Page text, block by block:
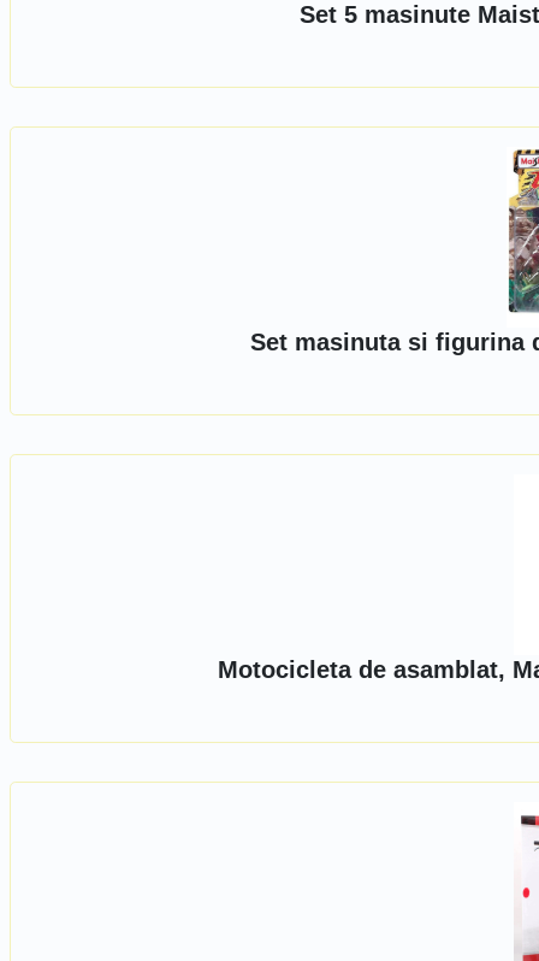
Set 5 masinute
Set masinuta si figurina
Motocicleta de asamblat,